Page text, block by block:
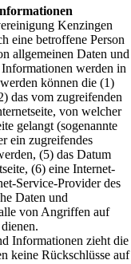
Kenzingen
eine betroffene Person
allgemeinen Daten und
werden in
können die (1)
das vom zugreifenden
von welcher
gelangt (sogenannte
ein zugreifendes
(5) das Datum
(6) eine Internet-
Service-Provider des
Daten und
von Angriffen auf
Informationen zieht die
keine Rückschlüsse auf